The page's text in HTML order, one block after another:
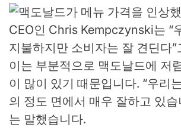
CEO인 Chris Kempczynski는 “
지불하지만 소비자는 잘 견딘다
이는 부분적으로 맥도날드에 저
이 많이 있기 때문입니다. “우리
의 정도 면에서 매우 잘하고 있습
는 말했습니다.